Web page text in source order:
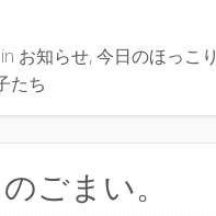
お知らせ,今日のほっこり
たち
ごまい。